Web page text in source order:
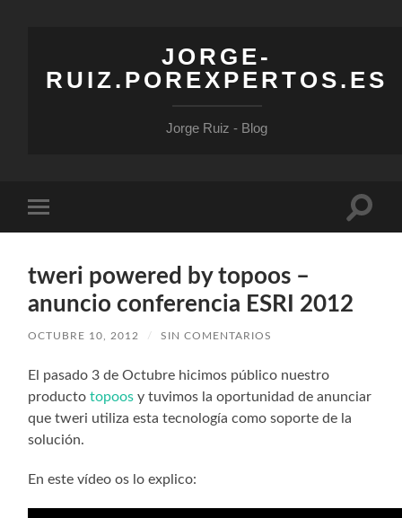
JORGE-
RUIZ.POREXPERTOS.ES
Jorge Ruiz - Blog
el
tweri powered by topoos –
anuncio conferencia ESRI 2012
OCTUBRE 10, 2012 / SIN COMENTARIOS
El pasado 3 de Octubre hicimos público nuestro
productotopoos y tuvimos la oportunidad de anunciar
que tweri utiliza esta tecnología como soporte de la
solución.
En este vídeo os lo explico: